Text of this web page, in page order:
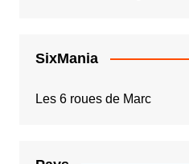
SixMania
Les 6 roues de Marc